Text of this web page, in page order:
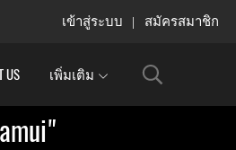
เข้าสู่ระบบ สมัครสมาชิก
US เพิ่มเติม